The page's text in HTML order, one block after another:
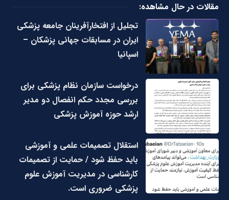
مقالات در حال مشاهده:
تجلیل از افتخارآفرینان جامعه پزشکی
ایران در مسابقات جهانی پزشکان –
اسپانیا
درخواست سازمان نظام پزشکی برای
بررسی مجدد حکم انفصال دو مدیر
ارشد حوزه آموزش پزشکی
استقلال تصمیمات علمی و آموزشی
باید حفظ شود / حمایت از تصمیمات
کارشناسی در مدیریت آموزش علوم
پزشکی ضروری است.